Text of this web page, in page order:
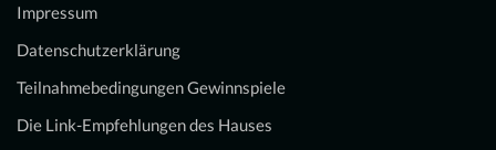
Impressum
Datenschutzerklärung
Teilnahmebedingungen Gewinnspiele
Die Link-Empfehlungen des Hauses